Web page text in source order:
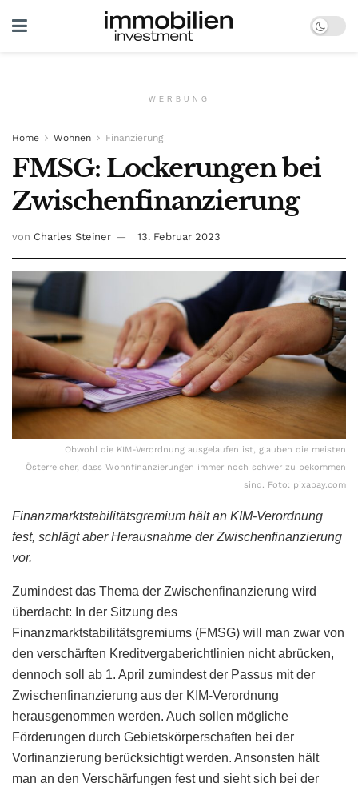
WERBUNG
Home Wohnen Finanzierung
FMSG: Lockerungen bei
Zwischenfinanzierung
von Charles Steiner 13. Februar 2023
Obwohl die KIM-Verordnung ausgelaufen ist, glauben die meisten
Österreicher, dass Wohnfinanzierungen immer noch schwer zu bekommen
sind. Foto: pixabay.com
Finanzmarktstabilitätsgremium hält an KIM-Verordnung
fest, schlägt aber Herausnahme der Zwischenfinanzierung
vor.
Zumindest das Thema der Zwischenfinanzierung wird
überdacht: In der Sitzung des
Finanzmarktstabilitätsgremiums (FMSG) will man zwar von
den verschärften Kreditvergaberichtlinien nicht abrücken,
dennoch soll ab 1. April zumindest der Passus mit der
Zwischenfinanzierung aus der KIM-Verordnung
herausgenommen werden. Auch sollen mögliche
Förderungen durch Gebietskörperschaften bei der
Vorfinanzierung berücksichtigt werden. Ansonsten hält
man an den Verschärfungen fest und sieht sich bei der